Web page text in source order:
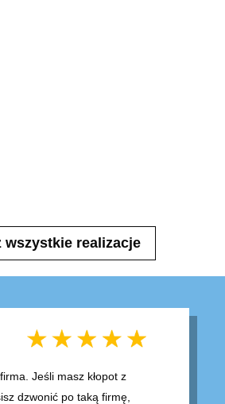
wszystkie realizacje
Jeśli masz kłopot z
dzwonić po taką firmę,